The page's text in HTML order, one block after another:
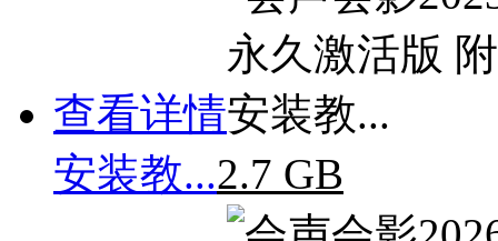
查看详情
安装教...2.7 GB